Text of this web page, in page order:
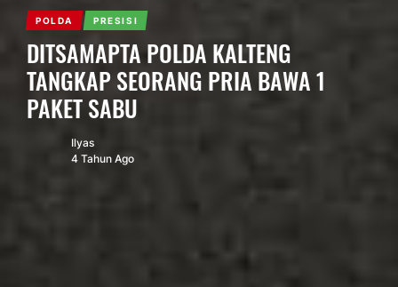
POLDA PRESISI
DITSAMAPTA POLDA KALTENG
TANGKAP SEORANG PRIA BAWA 1
PAKET SABU
Ilyas
4 Tahun Ago